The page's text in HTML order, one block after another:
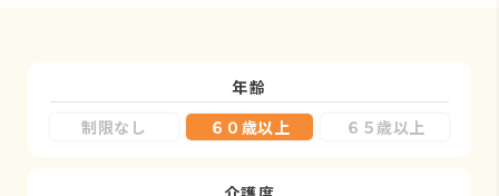
年齢
制限なし
６０歳以上 ６５歳以上